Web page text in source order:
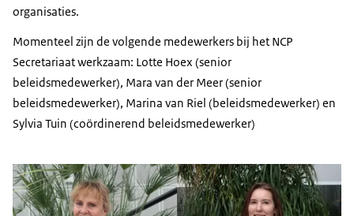
organisaties.
Momenteel zijn de volgende medewerkers bij het NCP
Secretariaat werkzaam: Lotte Hoex (senior
beleidsmedewerker), Mara van der Meer (senior
beleidsmedewerker), Marina van Riel (beleidsmedewerker) en
Sylvia Tuin (coördinerend beleidsmedewerker)